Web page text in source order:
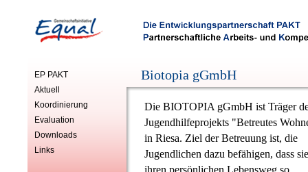
EP PAKT
Aktuell
Koordinierung
Evaluation
Downloads
Links
Biotopia gGmbH
Die BIOTOPIA gGmbH ist Träger
Jugendhilfeprojekts "Betreutes
in Riesa. Ziel der Betreuung ist, die
Jugendlichen dazu befähigen, dass sie
ihren persönlichen Lebensweg so